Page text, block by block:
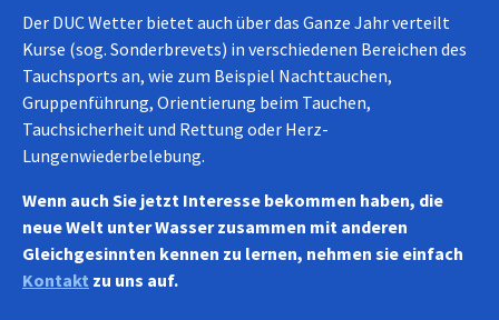
Der DUC Wetter bietet auch über das Ganze Jahr verteilt
Kurse (sog. Sonderbrevets) in verschiedenen Bereichen des
Tauchsports an, wie zum Beispiel Nachttauchen,
Gruppenführung, Orientierung beim Tauchen,
Tauchsicherheit und Rettung oder Herz-
Lungenwiederbelebung.
Wenn auch Sie jetzt Interesse bekommen haben, die
neue Welt unter Wasser zusammen mit anderen
Gleichgesinnten kennen zu lernen, nehmen sie einfach
Kontakt zu uns auf.